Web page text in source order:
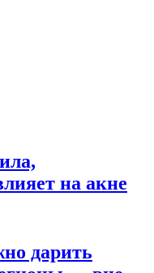
на акне
дарить